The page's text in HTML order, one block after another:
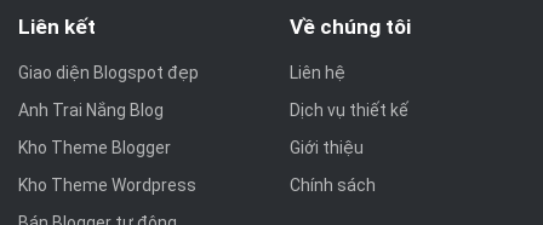
Liên kết
Giao diện Blogspot đẹp
Anh Trai Nắng Blog
Kho Theme Blogger
Kho Theme Wordpress
Về chúng tôi
Liên hệ
Dịch vụ thiết kế
Giới thiệu
Chính sách